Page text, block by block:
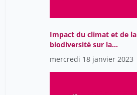
Impact du climat et de la
biodiversité sur la
santé...et vice-et-versa
mercredi 18 janvier 2023